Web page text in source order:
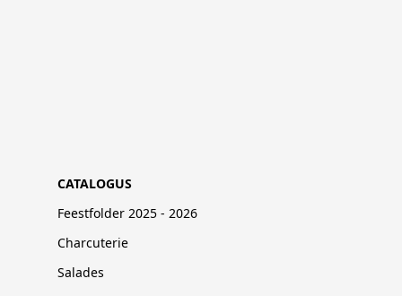
CATALOGUS
Feestfolder 2025 - 2026
Charcuterie
Salades